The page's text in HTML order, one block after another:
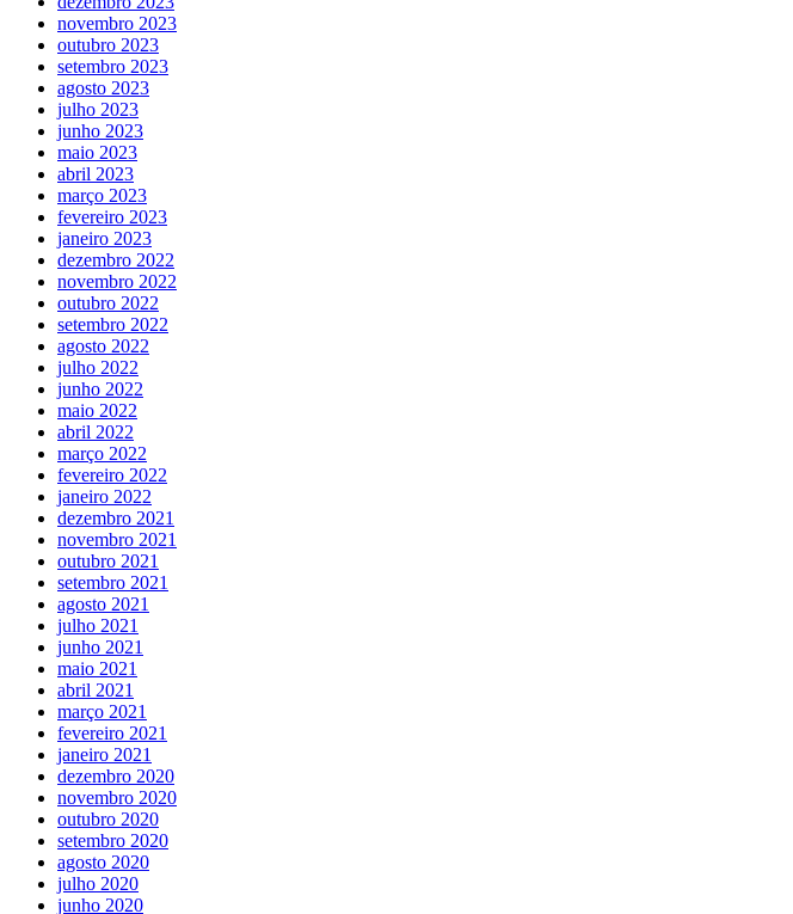
novembro 2023
outubro 2023
setembro 2023
agosto 2023
julho 2023
junho 2023
maio 2023
abril 2023
março 2023
fevereiro 2023
janeiro 2023
dezembro 2022
novembro 2022
outubro 2022
setembro 2022
agosto 2022
julho 2022
junho 2022
maio 2022
abril 2022
março 2022
fevereiro 2022
janeiro 2022
dezembro 2021
novembro 2021
outubro 2021
setembro 2021
agosto 2021
julho 2021
junho 2021
maio 2021
abril 2021
março 2021
fevereiro 2021
janeiro 2021
dezembro 2020
novembro 2020
outubro 2020
setembro 2020
agosto 2020
julho 2020
junho 2020